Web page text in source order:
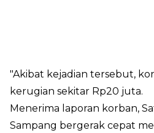
"Akibat kejadian tersebut,
kerugian sekitar Rp20 juta.
Menerima laporan korban,
Sampang bergerak cepat